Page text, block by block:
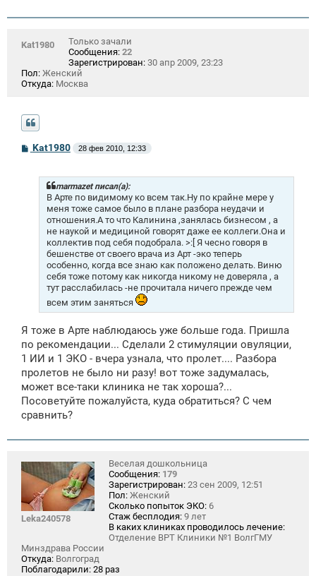
Kat1980
Только зачали
Сообщения: 22
Зарегистрирован: 30 апр 2009, 23:23
Пол: Женский
Откуда: Москва
С
о
Kat1980 28 фев 2010, 12:33
marmazet писал(а):
В Арте по видимому ко всем так.Ну по крайне мере у
меня тоже самое было в плане разбора неудачи и
отношения.А то что Калинина ,занялась бизнесом , а
не наукой и медициной говорят даже ее коллеги.Она и
коллектив под себя подобрала. >:[ Я чесно говоря в
бешенстве от своего врача из Арт -эко теперь
особенно, когда все знаю как положено делать. Виню
себя тоже потому как никогда никому не доверяла , а
тут расслабилась -не прочитала ничего прежде чем
всем этим заняться
Я тоже в Арте наблюдаюсь уже больше года. Пришла
по рекомендации... Сделали 2 стимуляции овуляции,
1 ИИ и 1 ЭКО - вчера узнала, что пролет.... Разбора
пролетов не было ни разу! вот тоже задумалась,
может все-таки клиника не так хороша?...
Посоветуйте пожалуйста, куда обратиться? С чем
сравнить?
Leka240578
Веселая дошкольница
Сообщения: 179
Зарегистрирован: 23 сен 2009, 12:51
Пол: Женский
Сколько попыток ЭКО: 6
Стаж бесплодия: 9 лет
В каких клиниках проводилось лечение:
Отделение ВРТ Клиники №1 ВолгГМУ
Минздрава России
Откуда: Волгоград
Поблагодарили: 28 раз